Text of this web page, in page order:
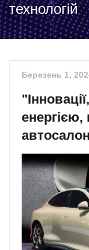
технологій
Березень 1,